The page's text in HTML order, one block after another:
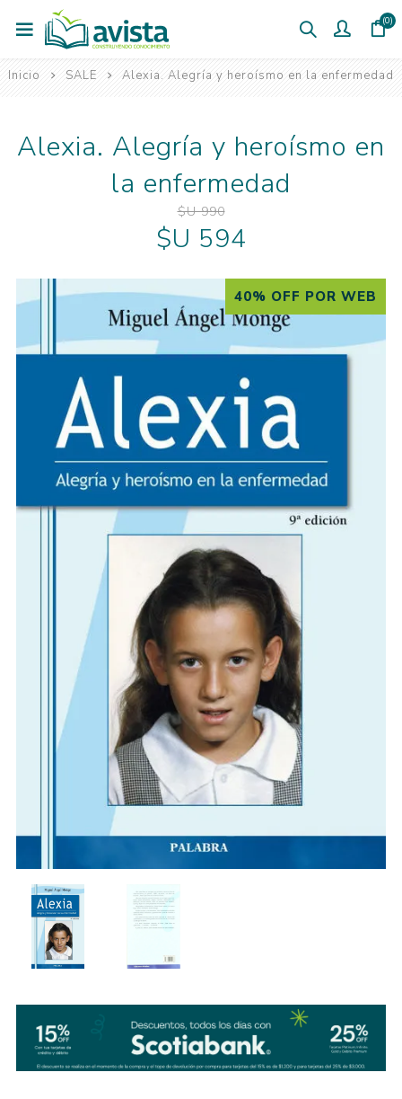
(0)
Inicio SALE Alexia. Alegría y heroísmo en la enfermedad
40% OFF POR WEB
Alexia. Alegría y heroísmo en
la enfermedad
$U 990
$U 594